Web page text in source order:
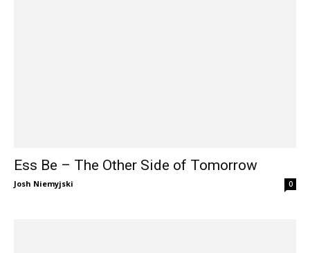
Ess Be – The Other Side of Tomorrow
Josh Niemyjski 0